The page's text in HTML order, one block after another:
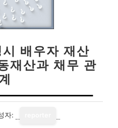
배우자 재산
재산과 채무 관
자: